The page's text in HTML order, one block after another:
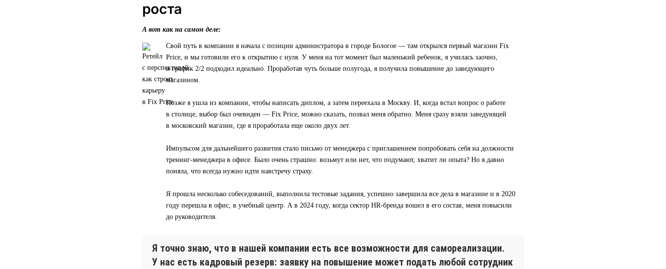
роста
А вот как на самом деле:
Свой путь в компании я начала с позиции администратора в городе Бологое — там открылся первый магазин Fix
Price, и мы готовили его к открытию с нуля. У меня на тот момент был маленький ребенок, я училась заочно,
и график 2/2 подходил идеально. Проработав чуть больше полугода, я получила повышение до заведующего
магазином.
Позже я ушла из компании, чтобы написать диплом, а затем переехала в Москву. И, когда встал вопрос о работе
в столице, выбор был очевиден — Fix Price, можно сказать, позвал меня обратно. Меня сразу взяли заведующей
в московский магазин, где я проработала еще около двух лет.
Импульсом для дальнейшего развития стало письмо от менеджера с приглашением попробовать себя на должности
тренинг-менеджера в офисе. Было очень страшно: возьмут или нет, что подумают, хватит ли опыта? Но я давно
поняла, что всегда нужно идти навстречу страху.
Я прошла несколько собеседований, выполнила тестовые задания, успешно завершила все дела в магазине и в 2020
году перешла в офис, в учебный центр. А в 2024 году, когда сектор HR-бренда вошел в его состав, меня повысили
до руководителя.
Я точно знаю, что в нашей компании есть все возможности для самореализации.
У нас есть кадровый резерв: заявку на повышение может подать любой сотрудник